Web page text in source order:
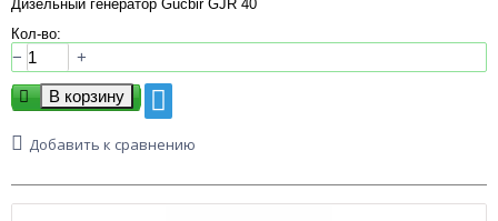
Дизельный генератор Gucbir GJR 40
Кол-во:
− +
Добавить к сравнению